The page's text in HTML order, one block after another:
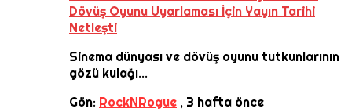
Dövüş Oyunu Uyarlaması İçin Yayın Tarihi
Netleşti
Sinema dünyası ve dövüş oyunu tutkunlarının
gözü kulağı...
Gön: RockNRogue , 3 hafta önce